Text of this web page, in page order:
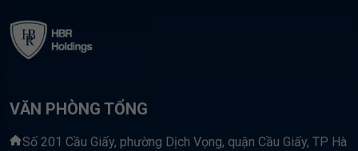
VĂN PHÒNG TỔNG
Số 201 Cầu Giấy, phường Dịch Vọng, quận Cầu Giấy, TP Hà